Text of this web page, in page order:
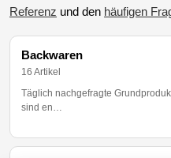
Referenz und den häufigen
Backwaren
16 Artikel
Täglich nachgefragte
sind en…